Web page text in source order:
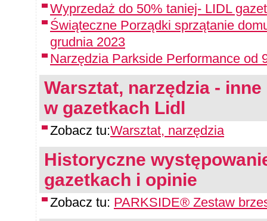
Wyprzedaż do 50% taniej- LIDL
Świąteczne Porządki sprzątanie
grudnia 2023
Narzędzia Parkside Performance od
Warsztat, narzędzia -
w gazetkach Lidl
Zobacz tu:Warsztat, narzędzia
Historyczne
gazetkach i opinie
Zobacz tu: PARKSIDE® Zestaw